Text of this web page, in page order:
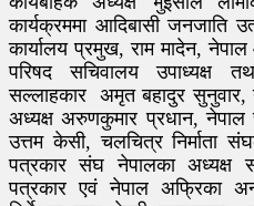
कार्यक्रममा आदिबासी जनजाति
कार्यालय प्रमुख, राम मादेन,
परिषद सचिवालय उपाध्यक्ष
सल्लाहकार अमृत बहादुर सुनुवार,
अध्यक्ष अरुणकुमार प्रधान,
उत्तम केसी, चलचित्र निर्माता
पत्रकार संघ नेपालका अध्यक्ष
पत्रकार एवं नेपाल अफ्रिका